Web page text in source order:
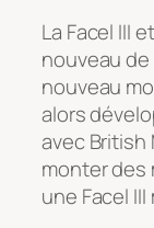
La Facel III
nouveau
nouveau
alors
avec British
monter des
une Facel